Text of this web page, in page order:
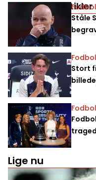
Relaterede artikler
Ståle
Stort
Lige nu